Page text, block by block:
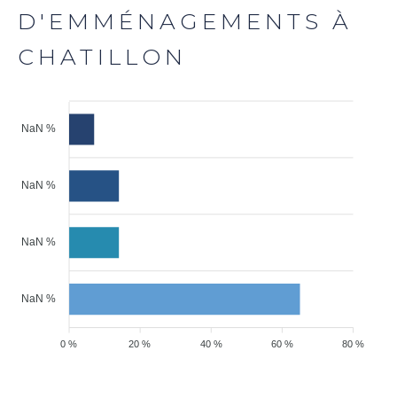
D'EMMÉNAGEMENTS À
CHATILLON
NaN %
NaN %
NaN %
NaN %
80 %
60 %
40 %
20 %
0 %